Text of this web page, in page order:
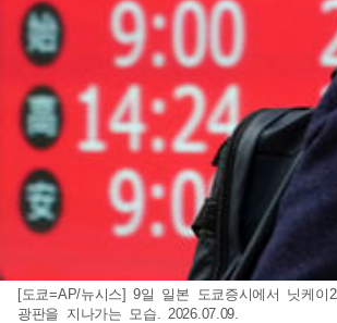
[도쿄=AP/뉴시스] 9일 일본 도쿄증시에서 닛케
광판을 지나가는 모습. 2026.07.09.